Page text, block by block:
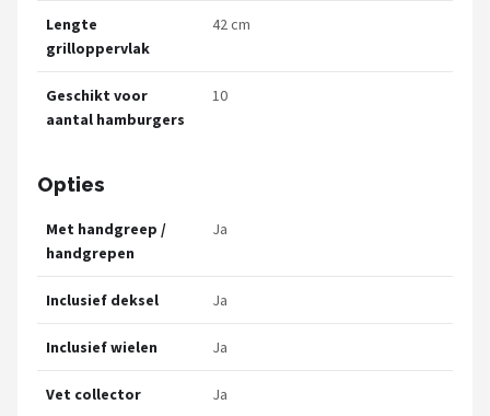
Lengte
grilloppervlak
42 cm
Geschikt voor
aantal hamburgers
10
Opties
Met handgreep /
handgrepen
Ja
Inclusief deksel Ja
Inclusief wielen Ja
Vet collector Ja